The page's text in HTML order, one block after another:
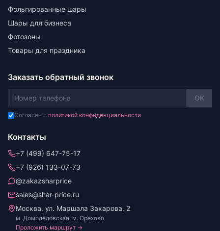
Фольгированные шары
Шары для бизнеса
Фотозоны
Товары для праздника
Заказать обратный звонок
OK
Согласен с политикой конфиденциальности
Контакты
+7 (499) 647-75-17
+7 (926) 133-07-73
@zakazsharprice
sales@shar-price.ru
Москва, ул. Маршала Захарова, 2
м. Домодедовская, м. Орехово
Проложить маршрут →